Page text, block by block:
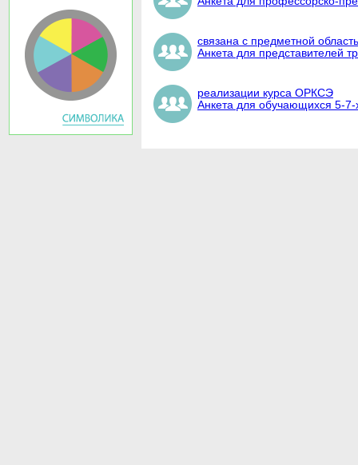
связана с предметной
Анкета для представителей
реализации курса ОРКСЭ
Анкета для обучающихся 5-